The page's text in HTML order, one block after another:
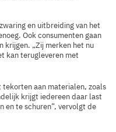
en uitbreiding van het
Ook consumenten gaan
krijgen. „Zij merken het nu
kan terugleveren met
aan materialen, zoals
krijgt iedereen daar last
en te schuren”, vervolgt de